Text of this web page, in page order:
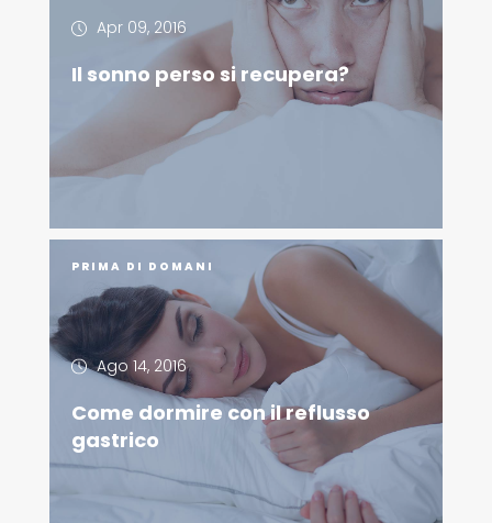
Apr 09, 2016
Il sonno perso si recupera?
PRIMA DI DOMANI
Ago 14, 2016
Come dormire con il reflusso
gastrico